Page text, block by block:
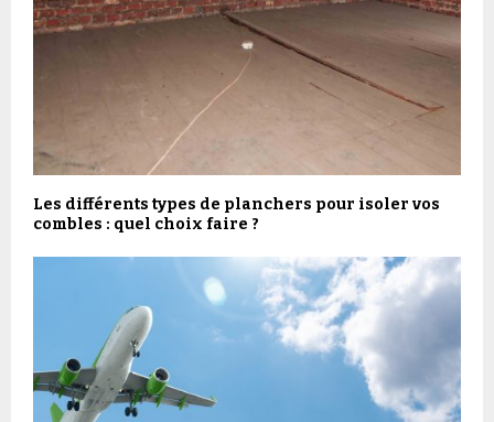
Les différents types de planchers pour isoler vos
combles : quel choix faire ?